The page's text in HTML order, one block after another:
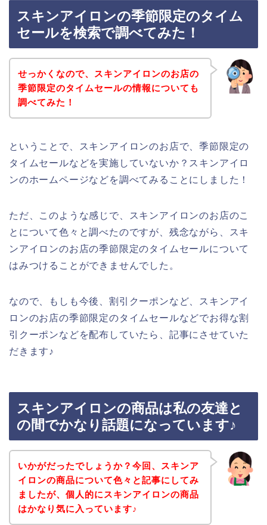
スキンアイロンの季節限定のタイム
セールを検索で調べてみた！
せっかくなので、スキンアイロンのお店の
季節限定のタイムセールの情報についても
調べてみた！
ということで、スキンアイロンのお店で、季節限定の
タイムセールなどを実施していないか？スキンアイロ
ンのホームページなどを調べてみることにしました！
ただ、このような感じで、スキンアイロンのお店のこ
とについて色々と調べたのですが、残念ながら、スキ
ンアイロンのお店の季節限定のタイムセールについて
はみつけることができませんでした。
なので、もしも今後、割引クーポンなど、スキンアイ
ロンのお店の季節限定のタイムセールなどでお得な割
引クーポンなどを配布していたら、記事にさせていた
だきます♪
スキンアイロンの商品は私の友達と
の間でかなり話題になっています♪
いかがだったでしょうか？今回、スキンア
イロンの商品について色々と記事にしてみ
ましたが、個人的にスキンアイロンの商品
はかなり気に入っています♪